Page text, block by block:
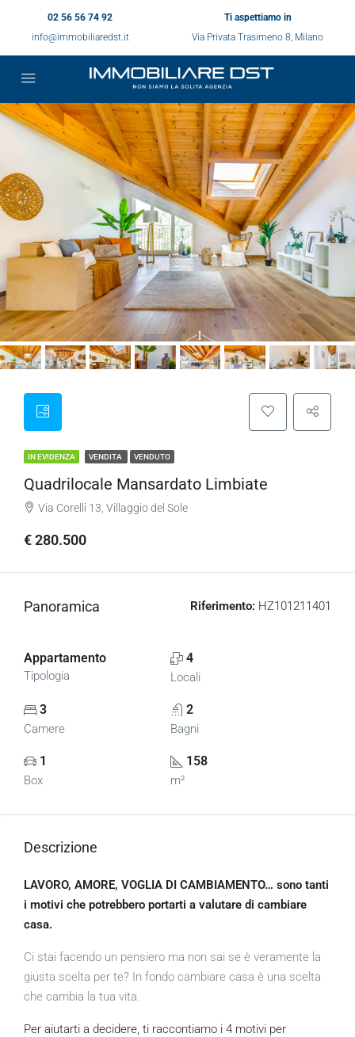
02 56 56 74 92
info@immobiliaredst.it
Ti aspettiamo in
Via Privata Trasimeno 8, Milano
IN EVIDENZA VENDITA VENDUTO
Quadrilocale Mansardato Limbiate
Via Corelli 13, Villaggio del Sole
€ 280.500
Panoramica Riferimento: HZ101211401
Appartamento
Tipologia
4
Locali
3
Camere
2
Bagni
1
Box
158
m²
Descrizione
LAVORO, AMORE, VOGLIA DI CAMBIAMENTO… sono tanti
i motivi che potrebbero portarti a valutare di cambiare
casa.
Ci stai facendo un pensiero ma non sai se è veramente la
giusta scelta per te? In fondo cambiare casa è una scelta
che cambia la tua vita.
Per aiutarti a decidere, ti raccontiamo i 4 motivi per